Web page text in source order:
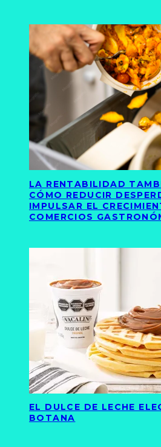
LA RENTABILIDAD
CÓMO REDUCIR
IMPULSAR EL
COMERCIOS
EL DULCE DE LECHE
BOTANA